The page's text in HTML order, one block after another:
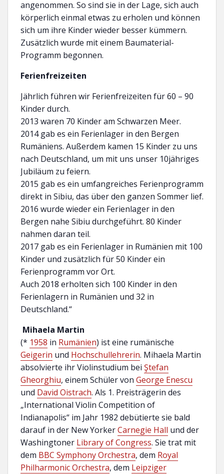
angenommen. So sind sie in der Lage, sich auch
körperlich einmal etwas zu erholen und können
sich um ihre Kinder wieder besser kümmern.
Zusätzlich wurde mit einem Baumaterial-
Programm begonnen.
Ferienfreizeiten
Jährlich führen wir Ferienfreizeiten für 60 – 90
Kinder durch.
2013 waren 70 Kinder am Schwarzen Meer.
2014 gab es ein Ferienlager in den Bergen
Rumäniens. Außerdem kamen 15 Kinder zu uns
nach Deutschland, um mit uns unser 10jähriges
Jubiläum zu feiern.
2015 gab es ein umfangreiches Ferienprogramm
direkt in Sibiu, das über den ganzen Sommer lief.
2016 wurde wieder ein Ferienlager in den
Bergen nahe Sibiu durchgeführt. 80 Kinder
nahmen daran teil.
2017 gab es ein Ferienlager in Rumänien mit 100
Kinder und zusätzlich für 50 Kinder ein
Ferienprogramm vor Ort.
Auch 2018 erholten sich 100 Kinder in den
Ferienlagern in Rumänien und 32 in
Deutschland.“
Mihaela Martin
(* 1958 in Rumänien) ist eine rumänische
Geigerin und Hochschullehrerin. Mihaela Martin
absolvierte ihr Violinstudium bei Ştefan
Gheorghiu, einem Schüler von George Enescu
und David Oistrach. Als 1. Preisträgerin des
„International Violin Competition of
Indianapolis“ im Jahr 1982 debütierte sie bald
darauf in der New YorkerCarnegie Hall und der
Washingtoner Library of Congress. Sie trat mit
dem BBC Symphony Orchestra, dem Royal
Philharmonic Orchestra, dem Leipziger